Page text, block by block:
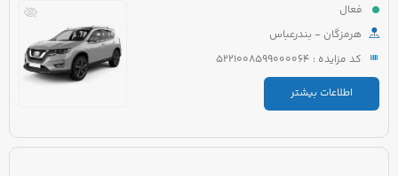
فعال
هرمزگان - بندرعباس
کد مزایده : 5221008599000064
اطلاعات بیشتر